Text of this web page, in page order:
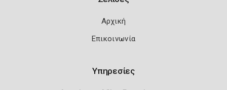
Αρχική
Επικοινωνία
Υπηρεσίες